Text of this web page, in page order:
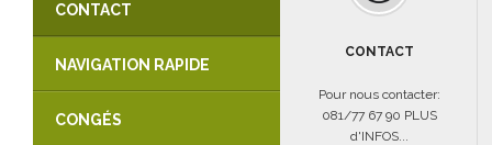
CONTACT
NAVIGATION RAPIDE
CONGÉS
CONTACT
Pour nous contacter:
081/77 67 90 PLUS
d'INFOS...